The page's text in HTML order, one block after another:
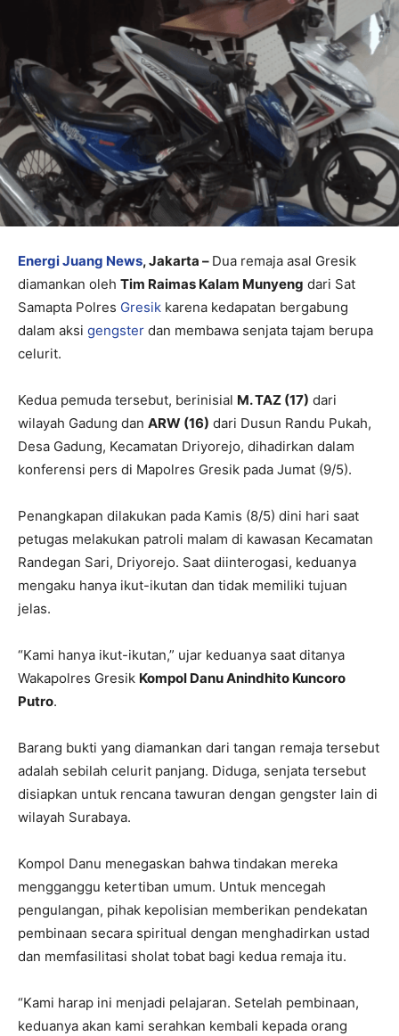
Energi Juang News, Jakarta – Dua remaja asal Gresik
diamankan oleh Tim Raimas Kalam Munyeng dari Sat
Samapta Polres Gresik karena kedapatan bergabung
dalam aksi gengster dan membawa senjata tajam berupa
celurit.
Kedua pemuda tersebut, berinisial M. TAZ (17) dari
wilayah Gadung dan ARW (16) dari Dusun Randu Pukah,
Desa Gadung, Kecamatan Driyorejo, dihadirkan dalam
konferensi pers di Mapolres Gresik pada Jumat (9/5).
Penangkapan dilakukan pada Kamis (8/5) dini hari saat
petugas melakukan patroli malam di kawasan Kecamatan
Randegan Sari, Driyorejo. Saat diinterogasi, keduanya
mengaku hanya ikut-ikutan dan tidak memiliki tujuan
jelas.
“Kami hanya ikut-ikutan,” ujar keduanya saat ditanya
Wakapolres Gresik Kompol Danu Anindhito Kuncoro
Putro.
Barang bukti yang diamankan dari tangan remaja tersebut
adalah sebilah celurit panjang. Diduga, senjata tersebut
disiapkan untuk rencana tawuran dengan gengster lain di
wilayah Surabaya.
Kompol Danu menegaskan bahwa tindakan mereka
mengganggu ketertiban umum. Untuk mencegah
pengulangan, pihak kepolisian memberikan pendekatan
pembinaan secara spiritual dengan menghadirkan ustad
dan memfasilitasi sholat tobat bagi kedua remaja itu.
“Kami harap ini menjadi pelajaran. Setelah pembinaan,
keduanya akan kami serahkan kembali kepada orang